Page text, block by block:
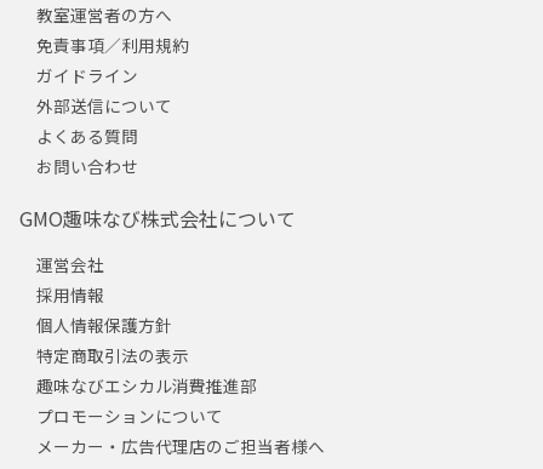
教室運営者の方へ
免責事項／利用規約
ガイドライン
外部送信について
よくある質問
お問い合わせ
GMO趣味なび株式会社について
運営会社
採用情報
個人情報保護方針
特定商取引法の表示
趣味なびエシカル消費推進部
プロモーションについて
メーカー・広告代理店のご担当者様へ